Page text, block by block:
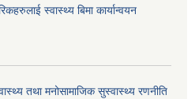
स्वास्थ्य बिमा कार्यान्वयन
तथा मनोसामाजिक सुस्वास्थ्य रणनीति